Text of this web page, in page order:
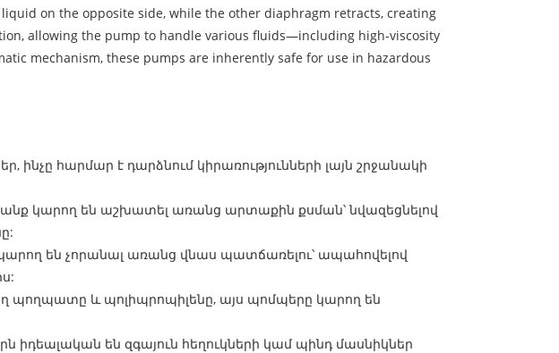
on the opposite side, while the other diaphragm retracts, creating
allowing the pump to handle various fluids—including high-viscosity
mechanism, these pumps are inherently safe for use in hazardous
ինչը հարմար է դարձնում կիրառությունների լայն շրջանակի
կարող են աշխատել առանց արտաքին քսման՝ նվազեցնելով
են չորանալ առանց վնաս պատճառելու՝ ապահովելով
պողպատը և պոլիպրոպիլենը, այս պոմպերը կարող են
իդեալական են զգայուն հեղուկների կամ պինդ մասնիկներ